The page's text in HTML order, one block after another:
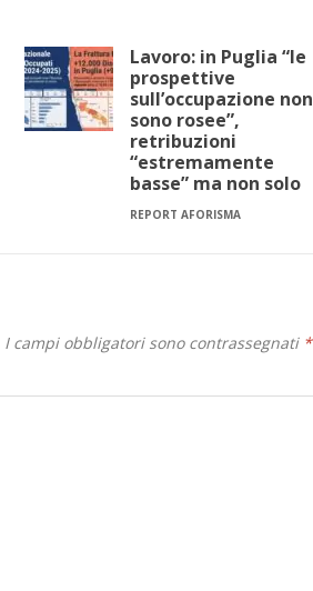
Lavoro: in Puglia “le
prospettive
sull’occupazione non
sono rosee”,
retribuzioni
“estremamente
basse” ma non solo
REPORT AFORISMA
I campi obbligatori sono contrassegnati *